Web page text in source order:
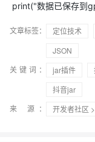
print("数据已保存到
文章标签： 定位技术
JSON
关键词：
jar插件
抖音jar
来 源：
开发者社区 >